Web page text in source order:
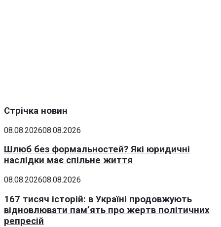
Стрічка новин
08.08.202608.08.2026
Шлюб без формальностей? Які юридичні
наслідки має спільне життя
08.08.202608.08.2026
167 тисяч історій: в Україні продовжують
відновлювати пам’ять про жертв політичних
репресій